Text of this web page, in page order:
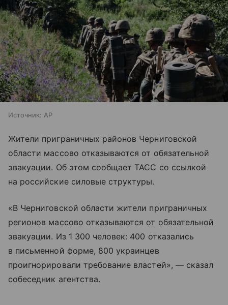
Источник: AP
Жители приграничных районов Черниговской
области массово отказываются от обязательной
эвакуации. Об этом сообщает ТАСС со ссылкой
на российские силовые структуры.
«В Черниговской области жители приграничных
регионов массово отказываются от обязательной
эвакуации. Из 1 300 человек: 400 отказались
в письменной форме, 800 украинцев
проигнорировали требование властей», — сказал
собеседник агентства.